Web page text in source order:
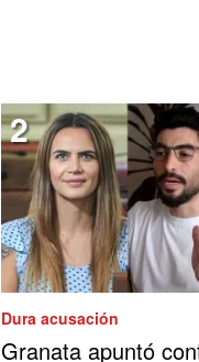
Dura acusación
Granata apuntó